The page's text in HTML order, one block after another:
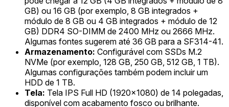
GB) ou 16 GB (por exemplo, 8 GB integrados +
módulo de 8 GB ou 4 GB integrados + módulo de 12
GB) DDR4 SO-DIMM de 2400 MHz ou 2666 MHz.
Algumas fontes sugerem até 36 GB para a SF314-41.
Armazenamento: Configurável com SSDs M.2
NVMe (por exemplo, 128 GB, 250 GB, 512 GB, 1 TB).
Algumas configurações também podem incluir um
HDD de 1 TB.
Tela: Tela IPS Full HD (1920x1080) de 14 polegadas,
disponível com acabamento fosco ou brilhante.